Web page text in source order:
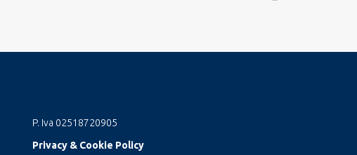
P. Iva 02518720905
Privacy & Cookie Policy